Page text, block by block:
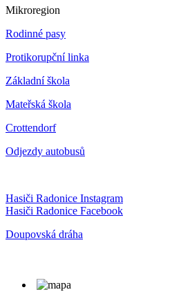
Mikroregion
Rodinné pasy
Protikorupční linka
Základní škola
Mateřská škola
Crottendorf
Odjezdy autobusů
Hasiči Radonice Instagram
Hasiči Radonice Facebook
Doupovská dráha